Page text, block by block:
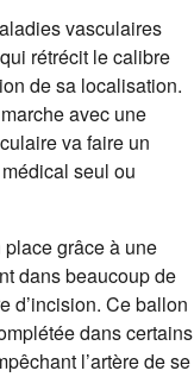
vasculaires
rétrécit le calibre
de sa localisation.
avec une
va faire un
seul ou
place grâce à une
dans beaucoup de
d’incision. Ce ballon
dans certains
l’artère de se